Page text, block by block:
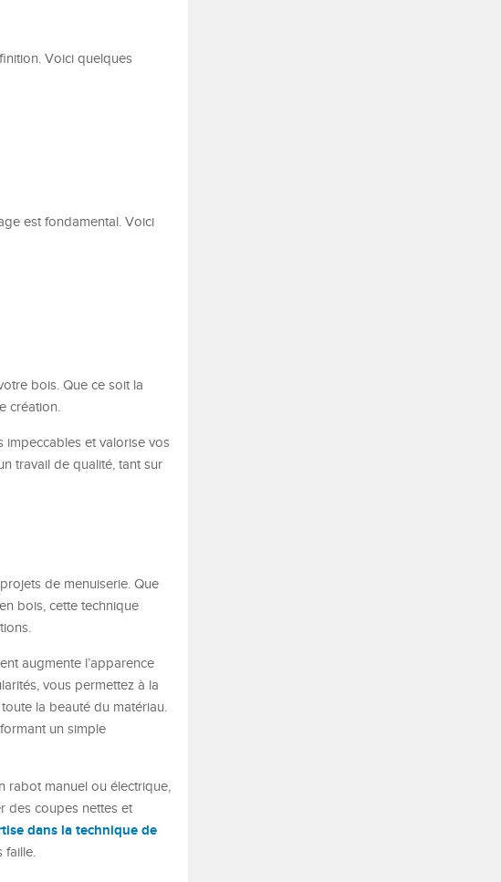
Voici quelques
est fondamental. Voici
bois. Que ce soit la
création.
impeccables et valorise vos
travail de qualité, tant sur
de menuiserie. Que
bois, cette technique
augmente l’apparence
vous permettez à la
la beauté du matériau.
un simple
rabot manuel ou électrique,
des coupes nettes et
dans la technique de
faille.